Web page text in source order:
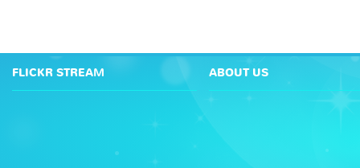
FLICKR STREAM ABOUT US